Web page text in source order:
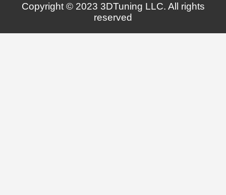
Copyright © 2023 3DTuning LLC. All rights
reserved